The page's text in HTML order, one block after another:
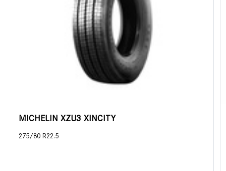
MICHELIN XZU3 XINCITY
275/80 R22.5